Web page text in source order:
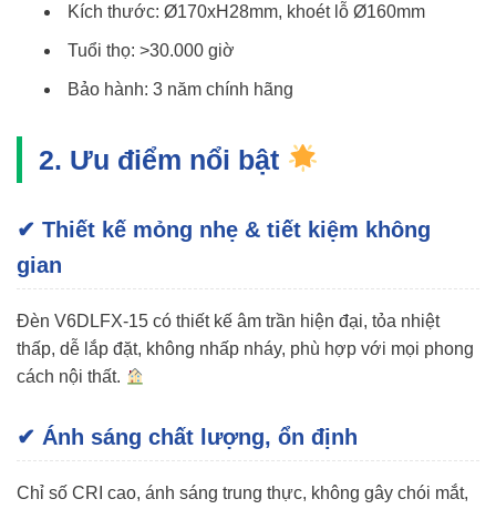
Kích thước: Ø170xH28mm, khoét lỗ Ø160mm
Tuổi thọ: >30.000 giờ
Bảo hành: 3 năm chính hãng
2. Ưu điểm nổi bật
✔ Thiết kế mỏng nhẹ & tiết kiệm không
gian
Đèn V6DLFX-15 có thiết kế âm trần hiện đại, tỏa nhiệt
thấp, dễ lắp đặt, không nhấp nháy, phù hợp với mọi phong
cách nội thất.
✔ Ánh sáng chất lượng, ổn định
Chỉ số CRI cao, ánh sáng trung thực, không gây chói mắt,